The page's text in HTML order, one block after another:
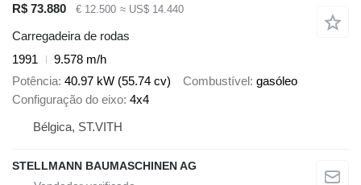
R$ 73.880
€ 12.500 ≈ US$ 14.440
Carregadeira de rodas
1991
9.578 m/h
Potência 40.97 kW (55.74 cv) Combustível gasóleo
Configuração do eixo 4x4
Bélgica, ST.VITH
STELLMANN BAUMASCHINEN AG